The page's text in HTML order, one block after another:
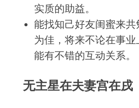
实质的助益。
能找知己好友闺蜜来共
为佳，将来不论在事
能有不错的互动关系。
无主星在夫妻宫在戌